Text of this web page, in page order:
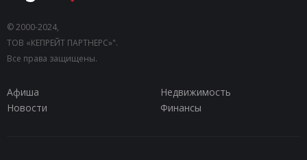
© 2000-2024,
ТОВ «КЕПРЕЙТ ПАРТНЕРС»".
Все права защищены.
Афиша
Недвижимость
Новости
Финансы